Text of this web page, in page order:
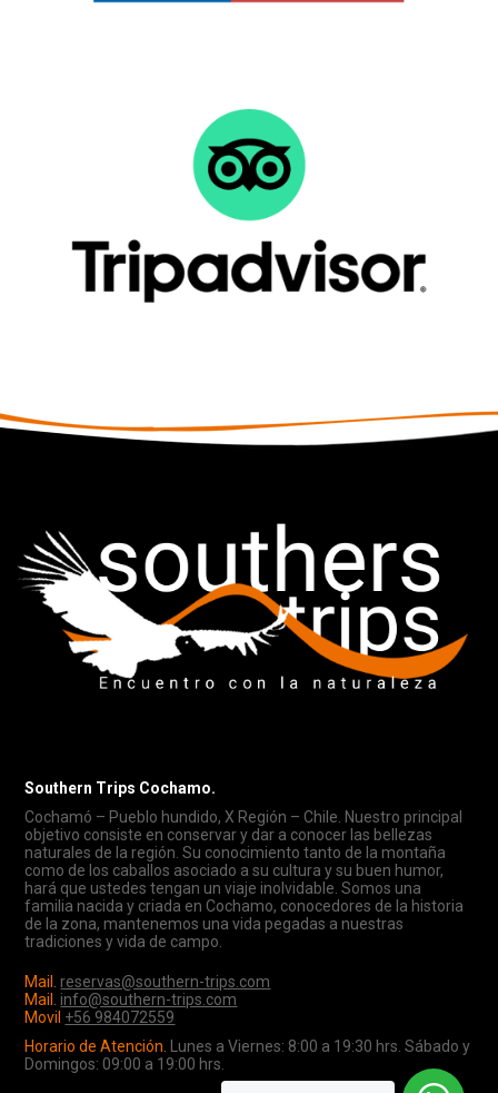
Southern Trips Cochamo.
Cochamó – Pueblo hundido, X Región – Chile. Nuestro principal
objetivo consiste en conservar y dar a conocer las bellezas
naturales de la región. Su conocimiento tanto de la montaña
como de los caballos asociado a su cultura y su buen humor,
hará que ustedes tengan un viaje inolvidable. Somos una
familia nacida y criada en Cochamo, conocedores de la historia
de la zona, mantenemos una vida pegadas a nuestras
tradiciones y vida de campo.
Mail.
reservas@southern-trips.com
Mail.
info@southern-trips.com
Movil +56 984072559
Horario de Atención.
Lunes a Viernes: 8:00 a 19:30 hrs. Sábado y
Domingos: 09:00 a 19:00 hrs.